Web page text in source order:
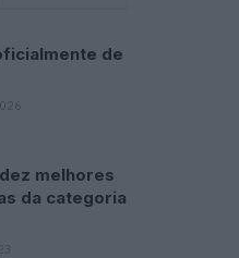
de
melhores
da categoria